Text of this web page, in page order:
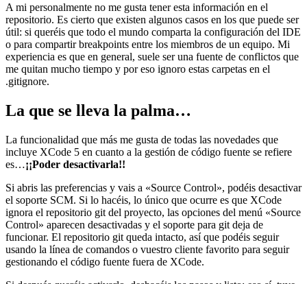
A mi personalmente no me gusta tener esta información en el
repositorio. Es cierto que existen algunos casos en los que puede ser
útil: si queréis que todo el mundo comparta la configuración del IDE
o para compartir breakpoints entre los miembros de un equipo. Mi
experiencia es que en general, suele ser una fuente de conflictos que
me quitan mucho tiempo y por eso ignoro estas carpetas en el
.gitignore.
La que se lleva la palma…
La funcionalidad que más me gusta de todas las novedades que
incluye XCode 5 en cuanto a la gestión de código fuente se refiere
es…¡¡Poder desactivarla!!
Si abris las preferencias y vais a «Source Control», podéis desactivar
el soporte SCM. Si lo hacéis, lo único que ocurre es que XCode
ignora el repositorio git del proyecto, las opciones del menú «Source
Control» aparecen desactivadas y el soporte para git deja de
funcionar. El repositorio git queda intacto, así que podéis seguir
usando la línea de comandos o vuestro cliente favorito para seguir
gestionando el código fuente fuera de XCode.